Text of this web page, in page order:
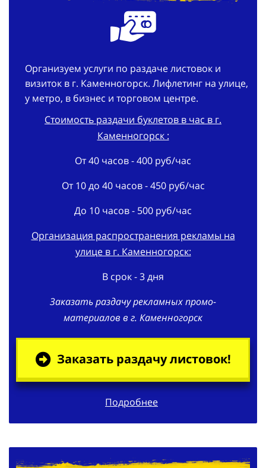
Организуем услуги по раздаче листовок и
визиток в г. Каменногорск. Лифлетинг на улице,
у метро, в бизнес и торговом центре.
Стоимость раздачи буклетов в час в г.
Каменногорск :
От 40 часов - 400 руб/час
От 10 до 40 часов - 450 руб/час
До 10 часов - 500 руб/час
Организация распространения рекламы на
улице в г. Каменногорск:
В срок - 3 дня
Заказать раздачу рекламных промо-
материалов в г. Каменногорск
Заказать раздачу листовок!
Подробнее